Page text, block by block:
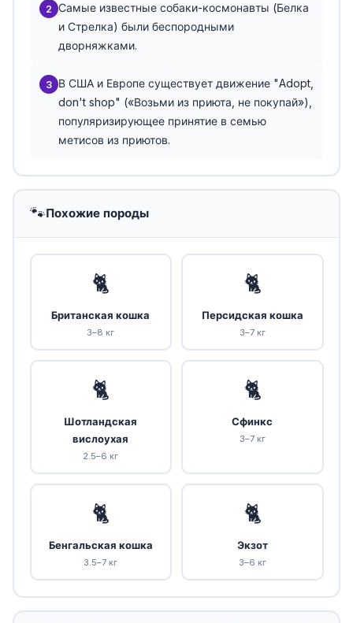
2 Самые известные собаки-космонавты (Белка
и Стрелка) были беспородными
дворняжками.
3 В США и Европе существует движение "Adopt,
don't shop" («Возьми из приюта, не покупай»),
популяризирующее принятие в семью
метисов из приютов.
🐾Похожие породы
🐈
Британская кошка
3–8 кг
🐈
Персидская кошка
3–7 кг
🐈
Шотландская
вислоухая
2.5–6 кг
🐈
Сфинкс
3–7 кг
🐈
Бенгальская кошка
3.5–7 кг
🐈
Экзот
3–6 кг